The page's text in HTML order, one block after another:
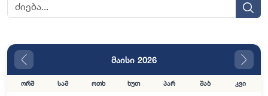
მაისი 2026
ორშ სამ ოთხ ხუთ პარ შაბ კვი